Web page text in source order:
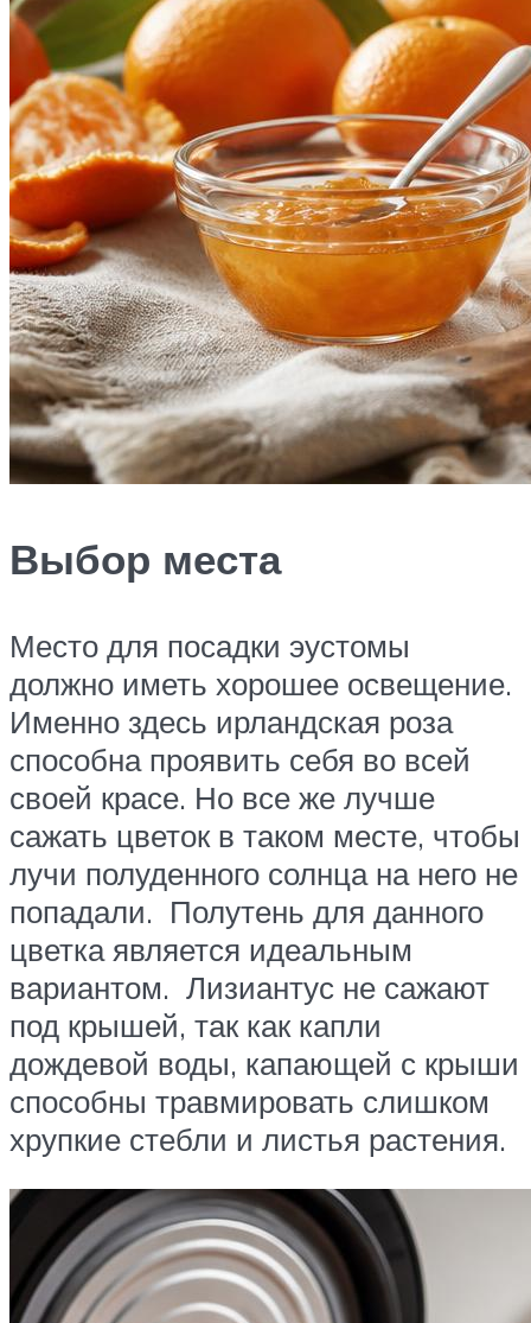
Выбор места
Место для посадки эустомы
должно иметь хорошее освещение.
Именно здесь ирландская роза
способна проявить себя во всей
своей красе. Но все же лучше
сажать цветок в таком месте, чтобы
лучи полуденного солнца на него не
попадали. Полутень для данного
цветка является идеальным
вариантом. Лизиантус не сажают
под крышей, так как капли
дождевой воды, капающей с крыши
способны травмировать слишком
хрупкие стебли и листья растения.